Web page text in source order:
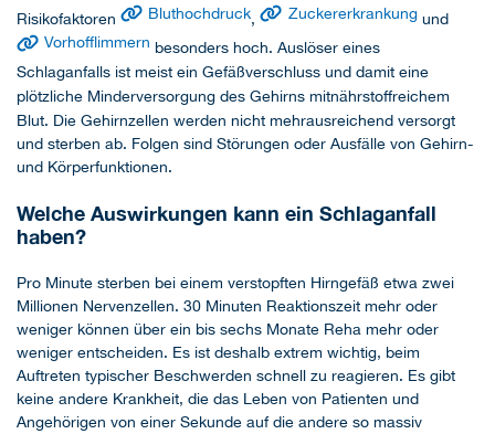
Risikofaktoren
Bluthochdruck, Zuckererkrankungund
Vorhofflimmern besonders hoch. Auslöser eines
Schlaganfalls ist meist ein Gefäßverschluss und damit eine
plötzliche Minderversorgung des Gehirns mitnährstoffreichem
Blut. Die Gehirnzellen werden nicht mehrausreichend versorgt
und sterben ab. Folgen sind Störungen oder Ausfälle von Gehirn-
und Körperfunktionen.
Welche Auswirkungen kann ein Schlaganfall
haben?
Pro Minute sterben bei einem verstopften Hirngefäß etwa zwei
Millionen Nervenzellen. 30 Minuten Reaktionszeit mehr oder
weniger können über ein bis sechs Monate Reha mehr oder
weniger entscheiden. Es ist deshalb extrem wichtig, beim
Auftreten typischer Beschwerden schnell zu reagieren. Es gibt
keine andere Krankheit, die das Leben von Patienten und
Angehörigen von einer Sekunde auf die andere so massiv